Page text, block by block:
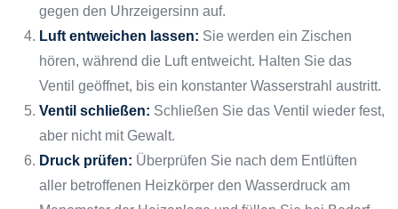
gegen den Uhrzeigersinn auf.
Luft entweichen lassen: Sie werden ein Zischen
hören, während die Luft entweicht. Halten Sie das
Ventil geöffnet, bis ein konstanter Wasserstrahl austritt.
Ventil schließen: Schließen Sie das Ventil wieder fest,
aber nicht mit Gewalt.
Druck prüfen: Überprüfen Sie nach dem Entlüften
aller betroffenen Heizkörper den Wasserdruck am